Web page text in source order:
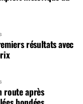
résultats avec
route après